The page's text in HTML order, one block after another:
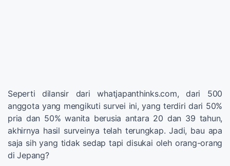
Seperti dilansir dari whatjapanthinks.com, dari 500
anggota yang mengikuti survei ini, yang terdiri dari 50%
pria dan 50% wanita berusia antara 20 dan 39 tahun,
akhirnya hasil surveinya telah terungkap. Jadi, bau apa
saja sih yang tidak sedap tapi disukai oleh orang-orang
di Jepang?